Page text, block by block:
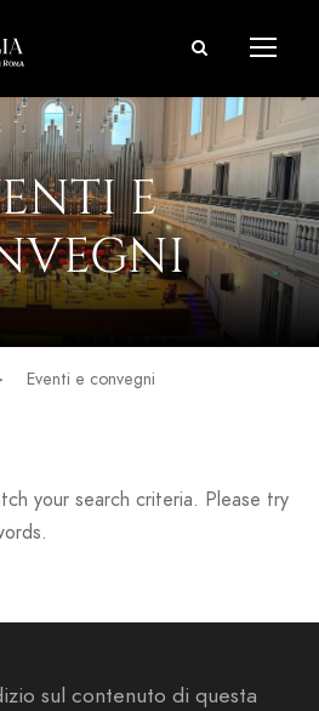
E
Eventi e convegni
your search criteria. Please try
sul contenuto di questa